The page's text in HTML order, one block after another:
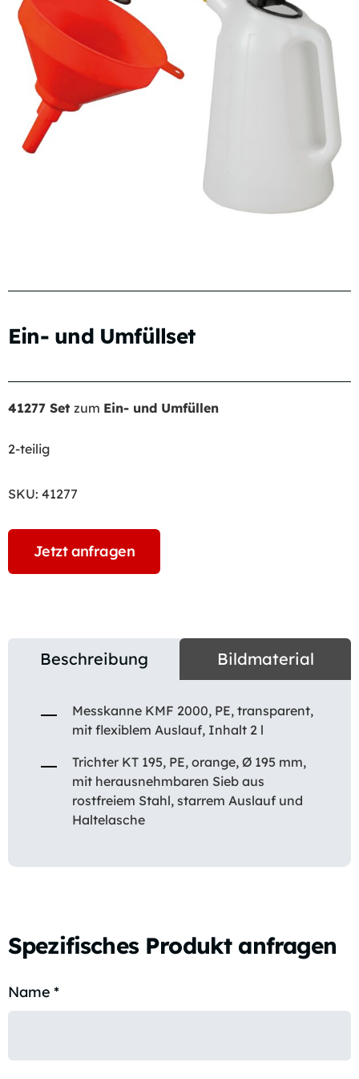
Ein- und Umfüllset
41277 Set zum Ein- und Umfüllen
2-teilig
SKU: 41277
Jetzt anfragen
Beschreibung Bildmaterial
Messkanne KMF 2000, PE, transparent,
mit flexiblem Auslauf, Inhalt 2 l
Trichter KT 195, PE, orange, Ø 195 mm,
mit herausnehmbaren Sieb aus
rostfreiem Stahl, starrem Auslauf und
Haltelasche
Spezifisches Produkt anfragen
Name *